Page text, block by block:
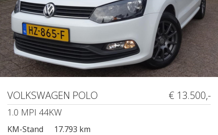
VOLKSWAGEN POLO € 13.500,-
1.0 MPI 44KW
KM-Stand
17.793 km